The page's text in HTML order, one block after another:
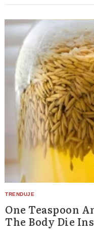
One Teaspoon
The Body Die